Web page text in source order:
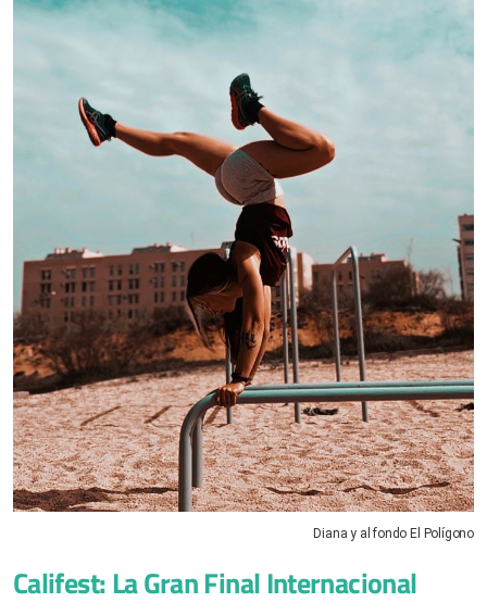
Diana y al fondo El Polígono
Califest: La Gran Final Internacional